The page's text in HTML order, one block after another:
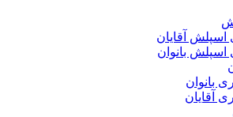
اسپلش آقایان
اسپلش بانوان
بانوان
آقایان